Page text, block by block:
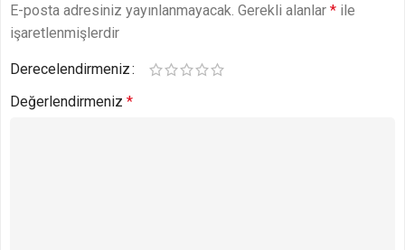
E-posta adresiniz yayınlanmayacak. Gerekli alanlar * ile
işaretlenmişlerdir
Derecelendirmeniz
Değerlendirmeniz *